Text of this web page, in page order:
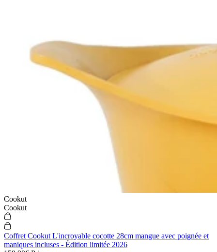
Cookut
Cookut
Coffret Cookut L'incroyable cocotte 28cm mangue avec poignée et
maniques incluses - Édition limitée 2026